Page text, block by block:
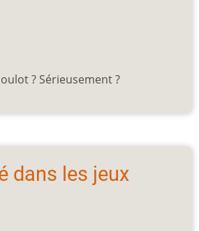
? Sérieusement ?
dans les jeux